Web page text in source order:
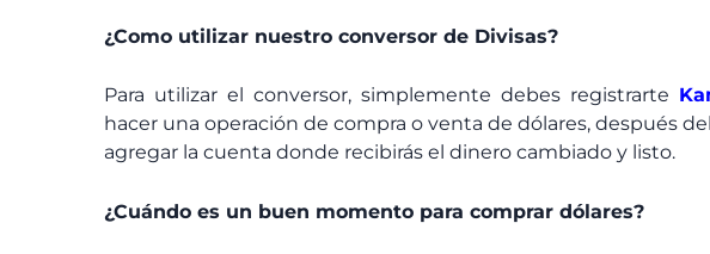
¿Como utilizar nuestro conversor de Divisas?
Para utilizar el conversor, simplemente debes registrarte
hacer una operación de compra o venta de dólares, después
agregar la cuenta donde recibirás el dinero cambiado y listo.
¿Cuándo es un buen momento para comprar dólares?